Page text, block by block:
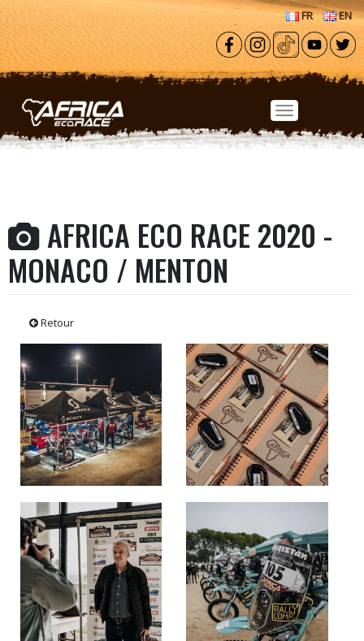
Aller au contenu principal
FR EN
AFRICA ECO RACE 2020 -
MONACO / MENTON
Retour